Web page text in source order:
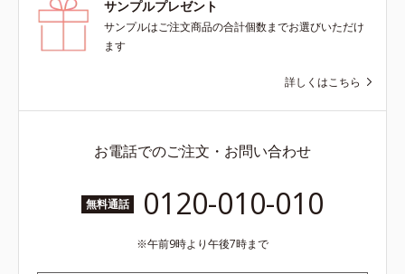
サンプルプレゼント
サンプルはご注文商品の合計個数までお選びいただけ
ます
詳しくはこちら
お電話でのご注文・お問い合わせ
無料通話 0120-010-010
午前9時より午後7時まで